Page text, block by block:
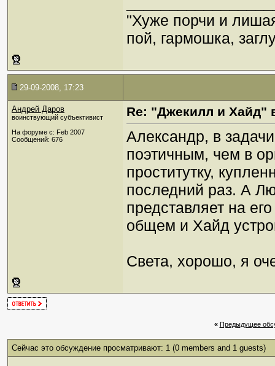
"Хуже порчи и
пой, гармошка,
29-09-2008, 17:23
Андрей Даров
воинствующий субъективист
На форуме с: Feb 2007
Сообщений: 676
Re: "Джекилл и Хайд"
Александр, в
поэтичным, чем в
проститутку,
последний раз. А
представляет на
общем и Хайд
Света, хорошо, я
« Предыдущее
Сейчас это обсуждение просматривают: 1 (0 members and 1 guests)